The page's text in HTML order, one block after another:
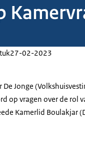
27-02-2023
De Jonge
op vragen over de rol
Kamerlid Boulakjar